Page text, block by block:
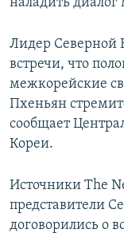
наладить
Лидер Северной
встречи, что
межкорейские
Пхеньян
сообщает
Кореи.
Источники The
представители
договорились о